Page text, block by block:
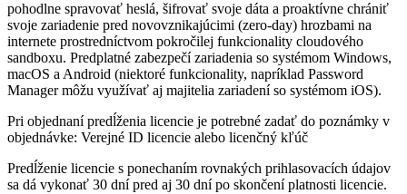
pohodlne spravovať heslá, šifrovať svoje dáta a proaktívne chrániť
svoje zariadenie pred novovznikajúcimi (zero-day) hrozbami na
internete prostredníctvom pokročilej funkcionality cloudového
sandboxu. Predplatné zabezpečí zariadenia so systémom Windows,
macOS a Android (niektoré funkcionality, napríklad Password
Manager môžu využívať aj majitelia zariadení so systémom iOS).
Pri objednaní predĺženia licencie je potrebné zadať do poznámky v
objednávke: Verejné ID licencie alebo licenčný kľúč
Predĺženie licencie s ponechaním rovnakých prihlasovacích údajov
sa dá vykonať 30 dní pred aj 30 dní po skončení platnosti licencie.